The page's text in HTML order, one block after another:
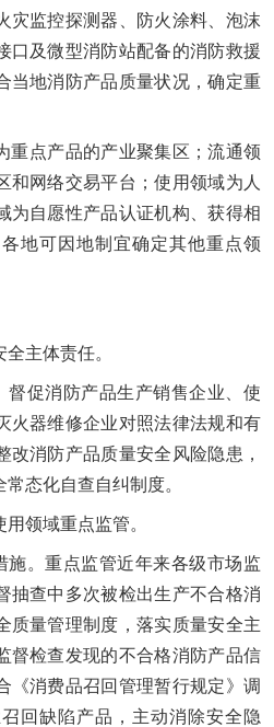
灾监控探测器、防火涂料、泡沫
口及微型消防站配备的消防救援
当地消防产品质量状况，确定重
重点产品的产业聚集区；流通领
和网络交易平台；使用领域为人
为自愿性产品认证机构、获得相
地可因地制宜确定其他重点领
全主体责任。
督促消防产品生产销售企业、使
火器维修企业对照法律法规和有
改消防产品质量安全风险隐患，
态化自查自纠制度。
用领域重点监管。
施。重点监管近年来各级市场监
抽查中多次被检出生产不合格消
质量管理制度，落实质量安全主
督检查发现的不合格消防产品信
《消费品召回管理暂行规定》调
回缺陷产品，主动消除安全隐